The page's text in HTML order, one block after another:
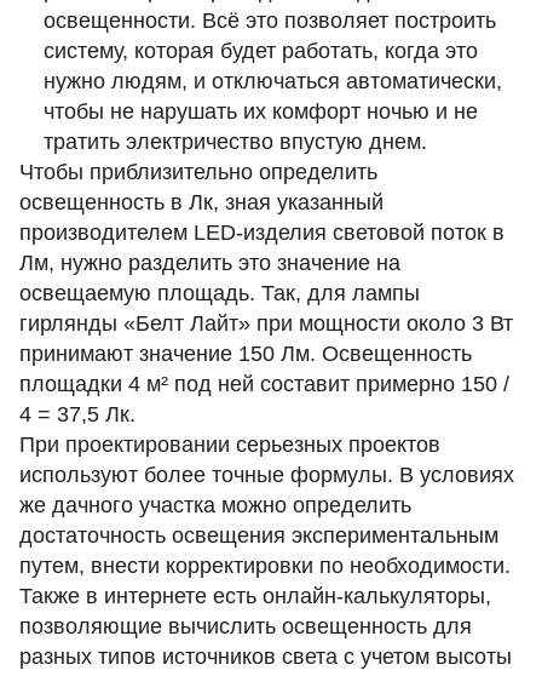
освещенности. Всё это позволяет построить
систему, которая будет работать, когда это
нужно людям, и отключаться автоматически,
чтобы не нарушать их комфорт ночью и не
тратить электричество впустую днем.
Чтобы приблизительно определить
освещенность в Лк, зная указанный
производителем LED-изделия световой поток в
Лм, нужно разделить это значение на
освещаемую площадь. Так, для лампы
гирлянды «Белт Лайт» при мощности около 3 Вт
принимают значение 150 Лм. Освещенность
площадки 4 м² под ней составит примерно 150 /
4 = 37,5 Лк.
При проектировании серьезных проектов
используют более точные формулы. В условиях
же дачного участка можно определить
достаточность освещения экспериментальным
путем, внести корректировки по необходимости.
Также в интернете есть онлайн-калькуляторы,
позволяющие вычислить освещенность для
разных типов источников света с учетом высоты